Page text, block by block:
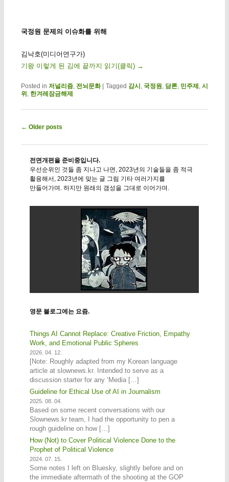
국정원 문제의 이슈화를 위해
김낙호(미디어연구가)
기왕 이렇게 된 김에 끝까지 읽기(클릭) →
Posted in 저널리즘, 전뇌문화 Tagged 감시 , 국정원, 담론, 민주제 ,시
위 , 한겨레잠금해제
Post navigation
← Older posts
전면개편을 준비중입니다.
우선순위인 것들 좀 지나고 나면, 2023년의 기술들을 좀 적극
활용해서, 2023년에 맞는 글 그림 기타 여러가지를
만들어가며. 하지만 원래의 갬성을 그대로 이어가며.
영문 블로그에는 요즘.
Things AI Cannot Replace: Creative Friction, Empathy
Work, and Emotional Public Spheres
2026. 04. 12.
[Note: Roughly adapted from my Korean language
article at slownews.kr. Intended to serve as a
discussion starter for any ‘Media […]
Guideline for Ethical Use of AI in Journalism
2025. 08. 04.
Based on some recent conversations with our
Slownews.kr team, I had the opportunity to pen a
rough guideline on how […]
How (Not) to Cover Political Violence Done to the
Prophet of Political Violence
2024. 07. 15.
Some notes I left on Bluesky, slightly before and on
the immediate aftermath of the shooting at the GOP